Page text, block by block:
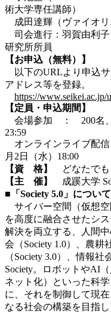
術大学専任講師）
成田達輝（ヴァイオリ
司会進行：羽賀由利
研究所所員
【お申込（無料）】
以下のURLより申込
アドレス等を登録。
https://www.seikei.ac.jp/
【定員・申込期間】
会場参加 ： 200名、
23:59
オンラインライブ配
月2日（水）18:00
【資 格】
どなた
【主 催】
成蹊大学
■「Society 5.0」について
サイバー空間（仮想空
を高度に融合させたシ
解決を両立する、人間
会（Society 1.0）、農耕
（Society 3.0）、情報
Society。ロボットやAI
ネット化）といった科
に、それを制御して現
なる社会の構築を目指し